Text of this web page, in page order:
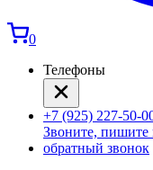
0
Телефоны
+7 (925) 227-50-
Звоните, пишите
обратный звонок